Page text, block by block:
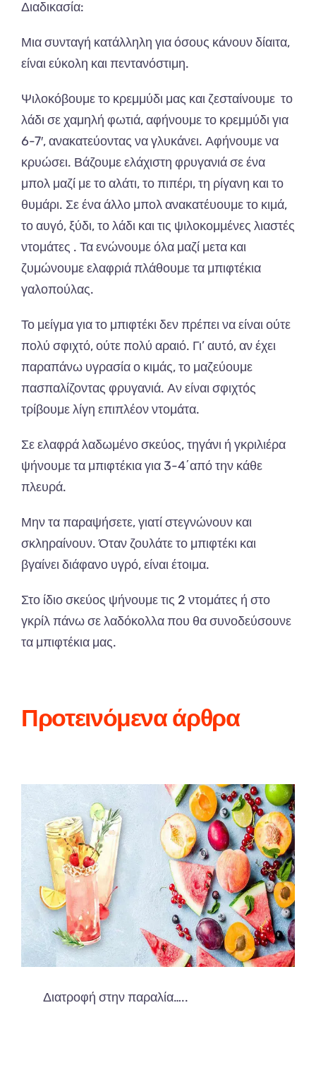
Διαδικασία:
Μια συνταγή κατάλληλη για όσους κάνουν δίαιτα,
είναι εύκολη και πεντανόστιμη.
Ψιλοκόβουμε το κρεμμύδι μας και ζεσταίνουμε το
λάδι σε χαμηλή φωτιά, αφήνουμε το κρεμμύδι για
6-7′, ανακατεύοντας να γλυκάνει. Αφήνουμε να
κρυώσει. Βάζουμε ελάχιστη φρυγανιά σε ένα
μπολ μαζί με το αλάτι, το πιπέρι, τη ρίγανη και το
θυμάρι. Σε ένα άλλο μπολ ανακατέυουμε το κιμά,
το αυγό, ξύδι, το λάδι και τις ψιλοκομμένες λιαστές
ντομάτες . Τα ενώνουμε όλα μαζί μετα και
ζυμώνουμε ελαφριά πλάθουμε τα μπιφτέκια
γαλοπούλας.
Το μείγμα για το μπιφτέκι δεν πρέπει να είναι ούτε
πολύ σφιχτό, ούτε πολύ αραιό. Γι’ αυτό, αν έχει
παραπάνω υγρασία ο κιμάς, το μαζεύουμε
πασπαλίζοντας φρυγανιά. Αν είναι σφιχτός
τρίβουμε λίγη επιπλέον ντομάτα.
Σε ελαφρά λαδωμένο σκεύος, τηγάνι ή γκριλιέρα
ψήνουμε τα μπιφτέκια για 3-4΄από την κάθε
πλευρά.
Μην τα παραψήσετε, γιατί στεγνώνουν και
σκληραίνουν. Όταν ζουλάτε το μπιφτέκι και
βγαίνει διάφανο υγρό, είναι έτοιμα.
Στο ίδιο σκεύος ψήνουμε τις 2 ντομάτες ή στο
γκρίλ πάνω σε λαδόκολλα που θα συνοδεύσουνε
τα μπιφτέκια μας.
Προτεινόμενα άρθρα
Διατροφή στην παραλία…..